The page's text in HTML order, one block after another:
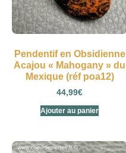
Pendentif en Obsidienne
Acajou « Mahogany » du
Mexique (réf poa12)
44,99€
Ajouter au panier